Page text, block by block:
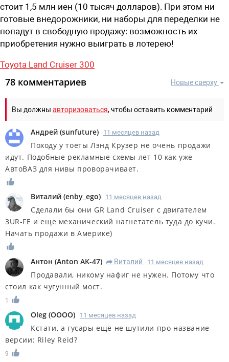
стоит 1,5 млн иен (10 тысяч долларов). При этом ни
готовые внедорожники, ни наборы для переделки не
попадут в свободную продажу: возможность их
приобретения нужно выиграть в лотерею!
Toyota Land Cruiser 300
Новые сверху
78 комментариев
Вы должны авторизоваться, чтобы оставить комментарий
Андрей (sunfuture) 11 месяцев назад
Походу у тоеты Лэнд Крузер не очень продажи
идут. Подобные рекламные схемы лет 10 как уже
АвтоВАЗ для нивы проворачивает.
Виталий (enby_ego) 11 месяцев назад
Сделали бы они GR Land Cruiser с двигателем
3UR-FE и еще механический нагнетатель туда до кучи.
Начать продажи в Америке)
Антон (Anton AK-47) R Виталий 11 месяцев назад
Продавали, никому нафиг не нужен. Потому что
стоил как чугунный мост.
1
Oleg (OOOO) 11 месяцев назад
Кстати, а гусары ещё не шутили про название
версии: Riley Reid?
9